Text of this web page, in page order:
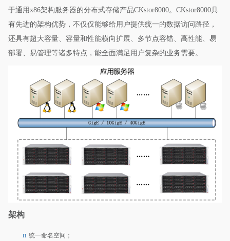
于通用x86架构服务器的分布式存储产品CKstor8000。CKstor8000具
有先进的架构优势，不仅仅能够给用户提供统一的数据访问路径，
还具有超大容量、容量和性能横向扩展、多节点容错、高性能、易
部署、易管理等诸多特点，能全面满足用户复杂的业务需要。
架构
n 统一命名空间；